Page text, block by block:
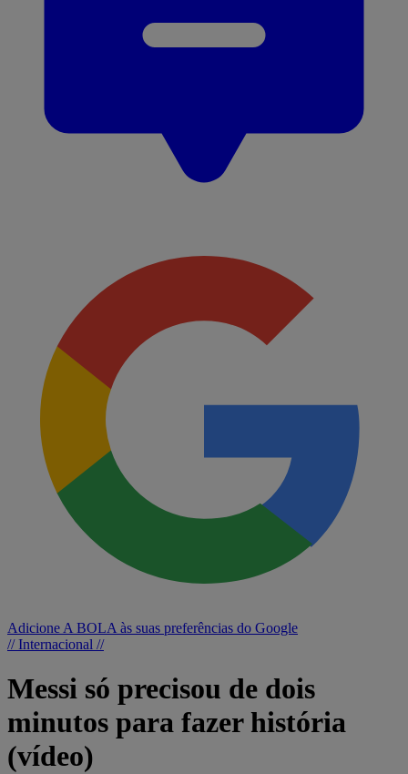
Adicione A BOLA às suas preferências do Google
// Internacional //
Messi só precisou de dois
minutos para fazer história
(vídeo)